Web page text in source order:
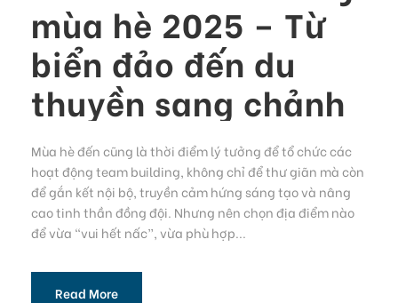
mùa hè 2025 – Từ
biển đảo đến du
thuyền sang chảnh
Mùa hè đến cũng là thời điểm lý tưởng để tổ chức các
hoạt động team building, không chỉ để thư giãn mà còn
để gắn kết nội bộ, truyền cảm hứng sáng tạo và nâng
cao tinh thần đồng đội. Nhưng nên chọn địa điểm nào
để vừa “vui hết nấc”, vừa phù hợp...
Read More